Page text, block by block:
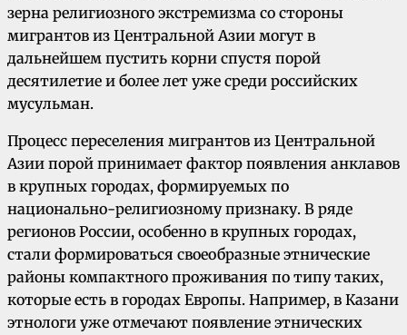
зерна религиозного экстремизма со стороны
мигрантов из Центральной Азии могут в
дальнейшем пустить корни спустя порой
десятилетие и более лет уже среди российских
мусульман.
Процесс переселения мигрантов из Центральной
Азии порой принимает фактор появления анклавов
в крупных городах, формируемых по
национально-религиозному признаку. В ряде
регионов России, особенно в крупных городах,
стали формироваться своеобразные этнические
районы компактного проживания по типу таких,
которые есть в городах Европы. Например, в Казани
этнологи уже отмечают появление этнических